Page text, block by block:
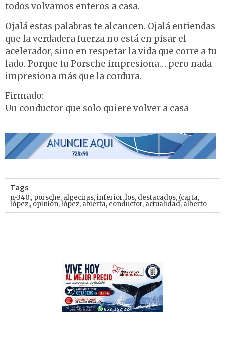
todos volvamos enteros a casa.
Ojalá estas palabras te alcancen. Ojalá entiendas
que la verdadera fuerza no está en pisar el
acelerador, sino en respetar la vida que corre a tu
lado. Porque tu Porsche impresiona… pero nada
impresiona más que la cordura.
Firmado:
Un conductor que solo quiere volver a casa
Tags
n-340,, porsche, algeciras,inferior,los, destacados, (carta,
lópez,,opinión,lópez, abierta, conductor, actualidad, alberto